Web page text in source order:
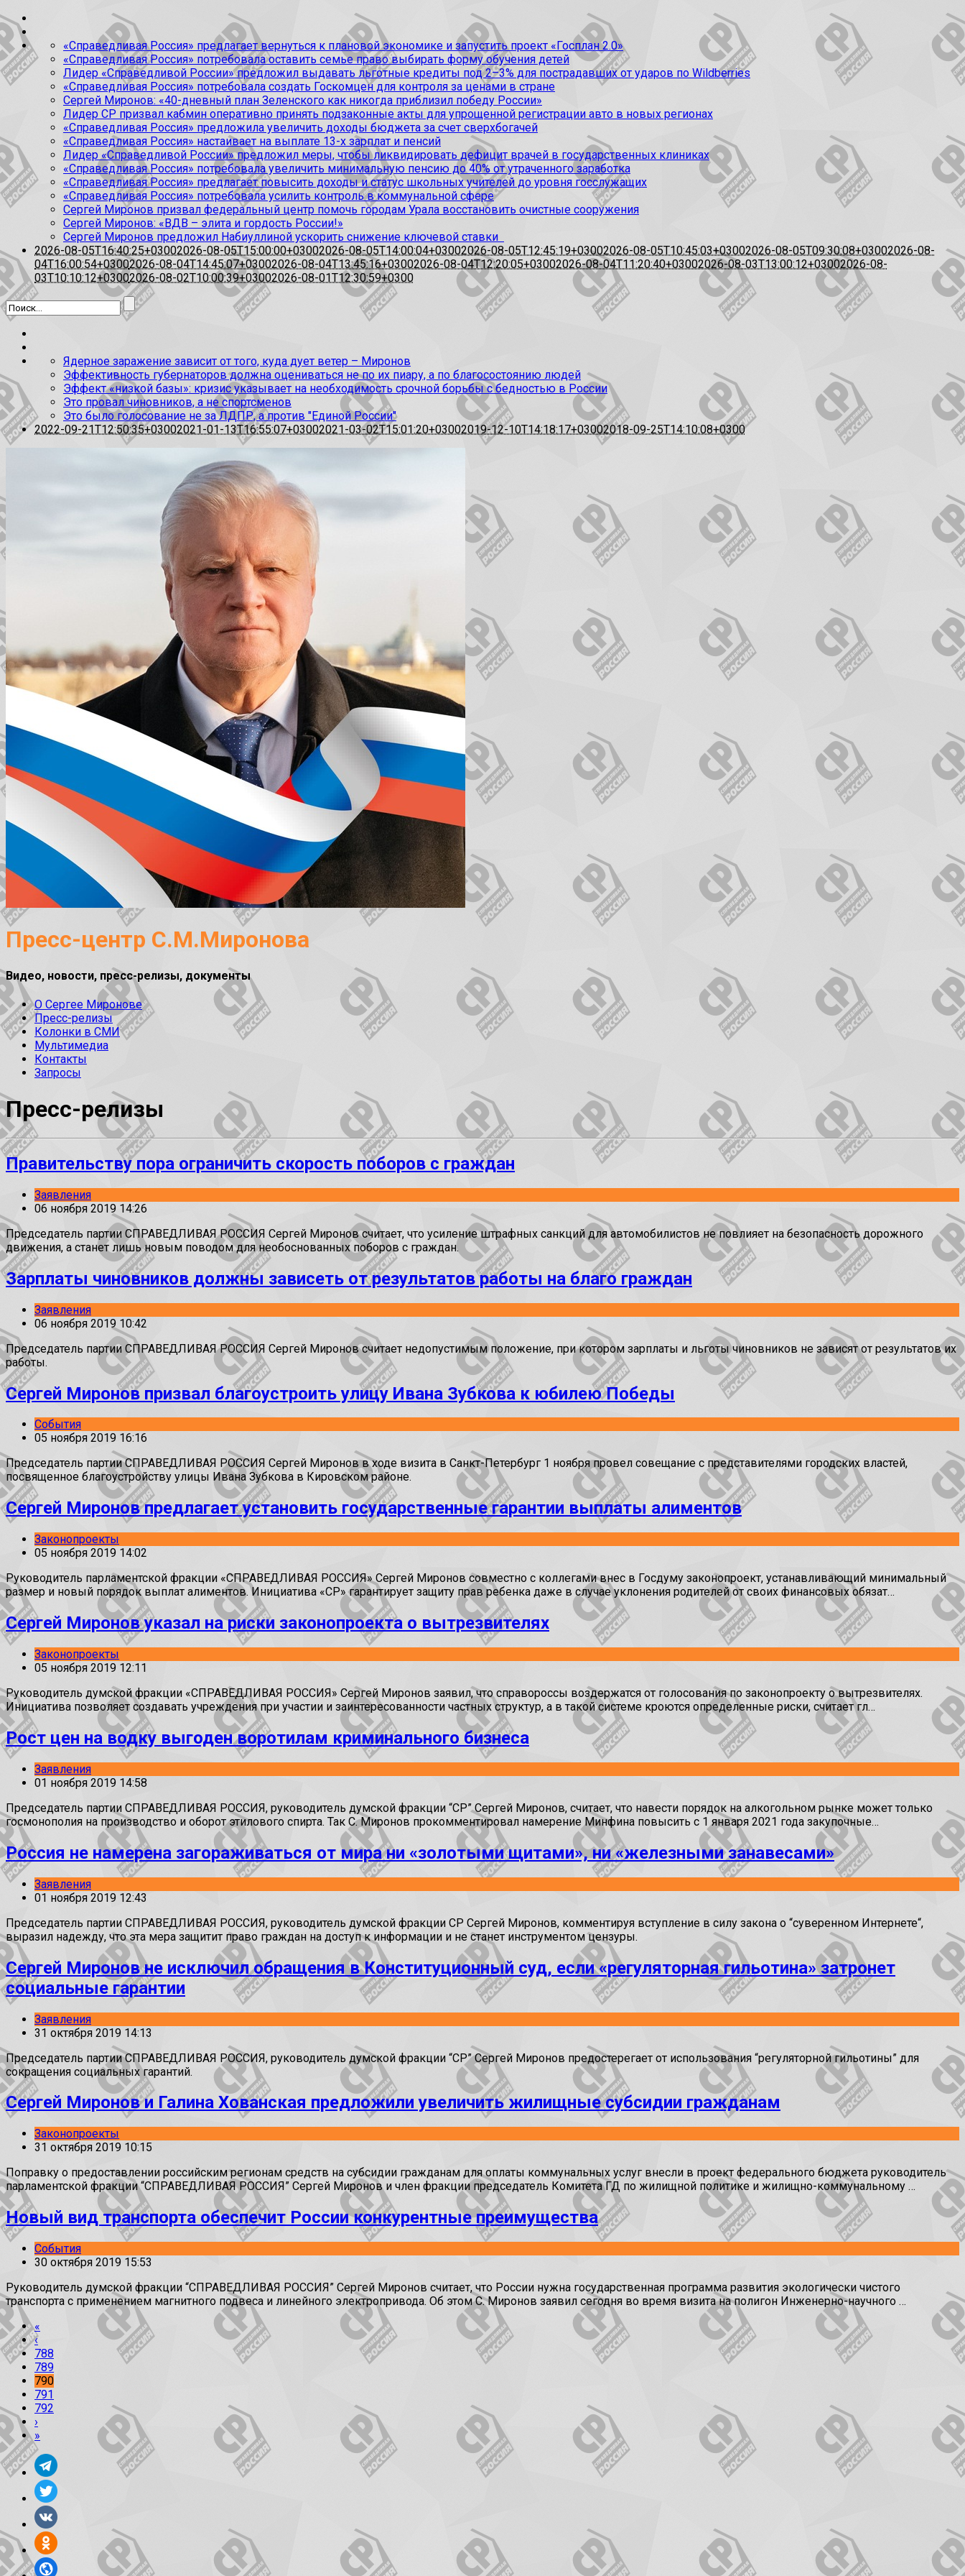
«Справедливая Россия» предлагает вернуться к плановой экономике и запустить проект «Госплан 2.0»
«Справедливая Россия» потребовала оставить семье право выбирать форму обучения детей
Лидер «Справедливой России» предложил выдавать льготные кредиты под 2–3% для пострадавших от ударов по Wildberries
«Справедливая Россия» потребовала создать Госкомцен для контроля за ценами в стране
Сергей Миронов: «40-дневный план Зеленского как никогда приблизил победу России»
Лидер СР призвал кабмин оперативно принять подзаконные акты для упрощенной регистрации авто в новых регионах
«Справедливая Россия» предложила увеличить доходы бюджета за счет сверхбогачей
«Справедливая Россия» настаивает на выплате 13-х зарплат и пенсий
Лидер «Справедливой России» предложил меры, чтобы ликвидировать дефицит врачей в государственных клиниках
«Справедливая Россия» потребовала увеличить минимальную пенсию до 40% от утраченного заработка
«Справедливая Россия» предлагает повысить доходы и статус школьных учителей до уровня госслужащих
«Справедливая Россия» потребовала усилить контроль в коммунальной сфере
Сергей Миронов призвал федеральный центр помочь городам Урала восстановить очистные сооружения
Сергей Миронов: «ВДВ – элита и гордость России!»
Сергей Миронов предложил Набиуллиной ускорить снижение ключевой ставки
2026-08-05T16:40:25+03002026-08-05T15:00:00+03002026-08-05T14:00:04+03002026-08-05T12:45:19+03002026-08-05T10:45:03+03002026-08-05T09:30:08+03002026-08-
04T16:00:54+03002026-08-04T14:45:07+03002026-08-04T13:45:16+03002026-08-04T12:20:05+03002026-08-04T11:20:40+03002026-08-03T13:00:12+03002026-08-
03T10:10:12+03002026-08-02T10:00:39+03002026-08-01T12:30:59+0300
Ядерное заражение зависит от того, куда дует ветер – Миронов
Эффективность губернаторов должна оцениваться не по их пиару, а по благосостоянию людей
Эффект «низкой базы»: кризис указывает на необходимость срочной борьбы с бедностью в России
Это провал чиновников, а не спортсменов
Это было голосование не за ЛДПР, а против "Единой России"
2022-09-21T12:50:35+03002021-01-13T16:55:07+03002021-03-02T15:01:20+03002019-12-10T14:18:17+03002018-09-25T14:10:08+0300
Пресс-центр С.М.Миронова
Видео, новости, пресс-релизы, документы
О Сергее Миронове
Пресс-релизы
Колонки в СМИ
Мультимедиа
Контакты
Запросы
Пресс-релизы
Правительству пора ограничить скорость поборов с граждан
Заявления
06 ноября 2019 14:26
Председатель партии СПРАВЕДЛИВАЯ РОССИЯ Сергей Миронов считает, что усиление штрафных санкций для автомобилистов не повлияет на безопасность дорожного
движения, а станет лишь новым поводом для необоснованных поборов с граждан.
Зарплаты чиновников должны зависеть от результатов работы на благо граждан
Заявления
06 ноября 2019 10:42
Председатель партии СПРАВЕДЛИВАЯ РОССИЯ Сергей Миронов считает недопустимым положение, при котором зарплаты и льготы чиновников не зависят от результатов их
работы.
Сергей Миронов призвал благоустроить улицу Ивана Зубкова к юбилею Победы
События
05 ноября 2019 16:16
Председатель партии СПРАВЕДЛИВАЯ РОССИЯ Сергей Миронов в ходе визита в Санкт-Петербург 1 ноября провел совещание с представителями городских властей,
посвященное благоустройству улицы Ивана Зубкова в Кировском районе.
Сергей Миронов предлагает установить государственные гарантии выплаты алиментов
Законопроекты
05 ноября 2019 14:02
Руководитель парламентской фракции «СПРАВЕДЛИВАЯ РОССИЯ» Сергей Миронов совместно с коллегами внес в Госдуму законопроект, устанавливающий минимальный
размер и новый порядок выплат алиментов. Инициатива «СР» гарантирует защиту прав ребенка даже в случае уклонения родителей от своих финансовых обязат…
Сергей Миронов указал на риски законопроекта о вытрезвителях
Законопроекты
05 ноября 2019 12:11
Руководитель думской фракции «СПРАВЕДЛИВАЯ РОССИЯ» Сергей Миронов заявил, что справороссы воздержатся от голосования по законопроекту о вытрезвителях.
Инициатива позволяет создавать учреждения при участии и заинтересованности частных структур, а в такой системе кроются определенные риски, считает гл…
Рост цен на водку выгоден воротилам криминального бизнеса
Заявления
01 ноября 2019 14:58
Председатель партии СПРАВЕДЛИВАЯ РОССИЯ, руководитель думской фракции “СР” Сергей Миронов, считает, что навести порядок на алкогольном рынке может только
госмонополия на производство и оборот этилового спирта. Так С. Миронов прокомментировал намерение Минфина повысить с 1 января 2021 года закупочные…
Россия не намерена загораживаться от мира ни «золотыми щитами», ни «железными занавесами»
Заявления
01 ноября 2019 12:43
Председатель партии СПРАВЕДЛИВАЯ РОССИЯ, руководитель думской фракции СР Сергей Миронов, комментируя вступление в силу закона о “суверенном Интернете“,
выразил надежду, что эта мера защитит право граждан на доступ к информации и не станет инструментом цензуры.
Сергей Миронов не исключил обращения в Конституционный суд, если «регуляторная гильотина» затронет
социальные гарантии
Заявления
31 октября 2019 14:13
Председатель партии СПРАВЕДЛИВАЯ РОССИЯ, руководитель думской фракции “СР” Сергей Миронов предостерегает от использования “регуляторной гильотины” для
сокращения социальных гарантий.
Сергей Миронов и Галина Хованская предложили увеличить жилищные субсидии гражданам
Законопроекты
31 октября 2019 10:15
Поправку о предоставлении российским регионам средств на субсидии гражданам для оплаты коммунальных услуг внесли в проект федерального бюджета руководитель
парламентской фракции “СПРАВЕДЛИВАЯ РОССИЯ” Сергей Миронов и член фракции председатель Комитета ГД по жилищной политике и жилищно-коммунальному …
Новый вид транспорта обеспечит России конкурентные преимущества
События
30 октября 2019 15:53
Руководитель думской фракции “СПРАВЕДЛИВАЯ РОССИЯ” Сергей Миронов считает, что России нужна государственная программа развития экологически чистого
транспорта с применением магнитного подвеса и линейного электропривода. Об этом С. Миронов заявил сегодня во время визита на полигон Инженерно-научного …
«
‹
788
789
790
791
792
›
»